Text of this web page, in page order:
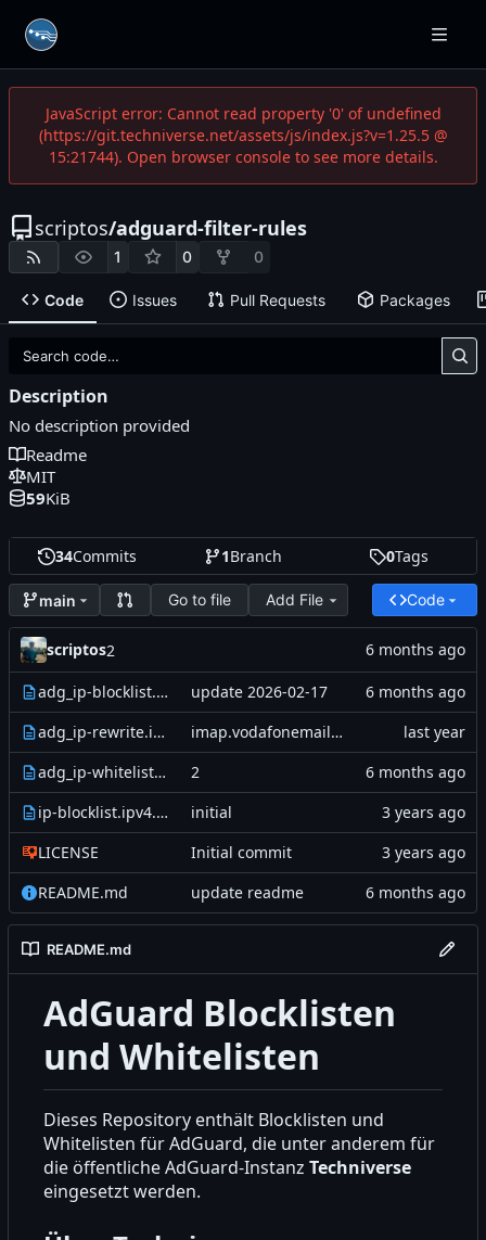
JavaScript error: Cannot read property '0' of undefined
(https://git.techniverse.net/assets/js/index.js?v=1.25.5 @
15:21744). Open browser console to see more details.
scriptos/adguard-filter-rules
1 0 0
Code Issues Pull Requests Packages
34Commits 1Branch 0Tags
main Go to file Add File Code
scriptos2
adg_ip-blocklist.ipv4.txt
update 2026-02-17
adg_ip-rewrite.ipv4.txt
imap.vodafonemail.de hinzugefügt
adg_ip-whitelist.ipv4.txt
2
ip-blocklist.ipv4.txt
initial
LICENSE
Initial commit
README.md
update readme
README.md
AdGuard Blocklisten
und Whitelisten
Dieses Repository enthält Blocklisten und
Whitelisten für AdGuard, die unter anderem für
die öffentliche AdGuard-Instanz Techniverse
eingesetzt werden.
Description
No description provided
Readme
MIT
59KiB